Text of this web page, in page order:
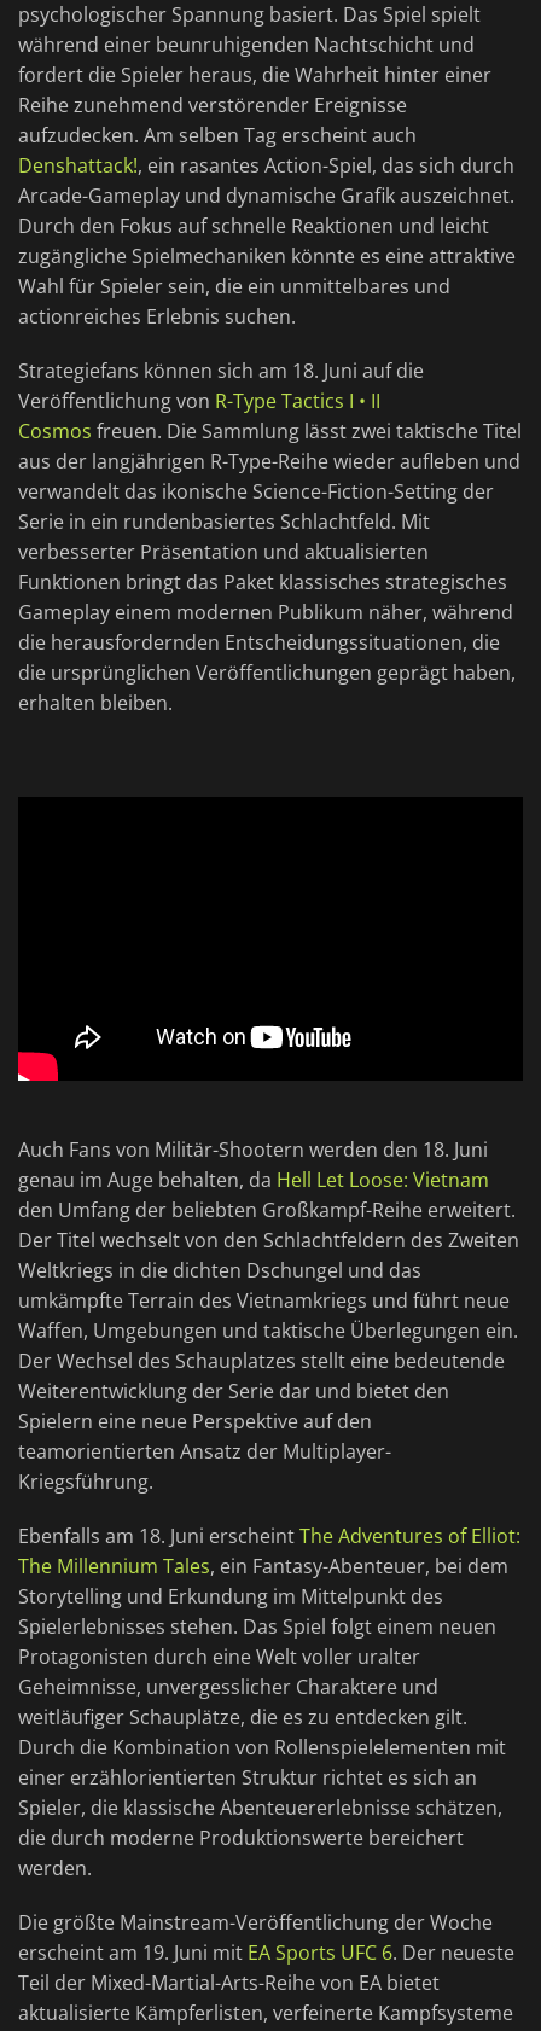
psychologischer Spannung basiert. Das Spiel spielt
während einer beunruhigenden Nachtschicht und
fordert die Spieler heraus, die Wahrheit hinter einer
Reihe zunehmend verstörender Ereignisse
aufzudecken. Am selben Tag erscheint auch
Denshattack!, ein rasantes Action-Spiel, das sich durch
Arcade-Gameplay und dynamische Grafik auszeichnet.
Durch den Fokus auf schnelle Reaktionen und leicht
zugängliche Spielmechaniken könnte es eine attraktive
Wahl für Spieler sein, die ein unmittelbares und
actionreiches Erlebnis suchen.
Strategiefans können sich am 18. Juni auf die
Veröffentlichung von R-Type Tactics I • II
Cosmos freuen. Die Sammlung lässt zwei taktische Titel
aus der langjährigen R-Type-Reihe wieder aufleben und
verwandelt das ikonische Science-Fiction-Setting der
Serie in ein rundenbasiertes Schlachtfeld. Mit
verbesserter Präsentation und aktualisierten
Funktionen bringt das Paket klassisches strategisches
Gameplay einem modernen Publikum näher, während
die herausfordernden Entscheidungssituationen, die
die ursprünglichen Veröffentlichungen geprägt haben,
erhalten bleiben.
Auch Fans von Militär-Shootern werden den 18. Juni
genau im Auge behalten, da Hell Let Loose: Vietnam
den Umfang der beliebten Großkampf-Reihe erweitert.
Der Titel wechselt von den Schlachtfeldern des Zweiten
Weltkriegs in die dichten Dschungel und das
umkämpfte Terrain des Vietnamkriegs und führt neue
Waffen, Umgebungen und taktische Überlegungen ein.
Der Wechsel des Schauplatzes stellt eine bedeutende
Weiterentwicklung der Serie dar und bietet den
Spielern eine neue Perspektive auf den
teamorientierten Ansatz der Multiplayer-
Kriegsführung.
Ebenfalls am 18. Juni erscheintThe Adventures of Elliot:
The Millennium Tales, ein Fantasy-Abenteuer, bei dem
Storytelling und Erkundung im Mittelpunkt des
Spielerlebnisses stehen. Das Spiel folgt einem neuen
Protagonisten durch eine Welt voller uralter
Geheimnisse, unvergesslicher Charaktere und
weitläufiger Schauplätze, die es zu entdecken gilt.
Durch die Kombination von Rollenspielelementen mit
einer erzählorientierten Struktur richtet es sich an
Spieler, die klassische Abenteuererlebnisse schätzen,
die durch moderne Produktionswerte bereichert
werden.
Die größte Mainstream-Veröffentlichung der Woche
erscheint am 19. Juni mit EA Sports UFC 6. Der neueste
Teil der Mixed-Martial-Arts-Reihe von EA bietet
aktualisierte Kämpferlisten, verfeinerte Kampfsysteme